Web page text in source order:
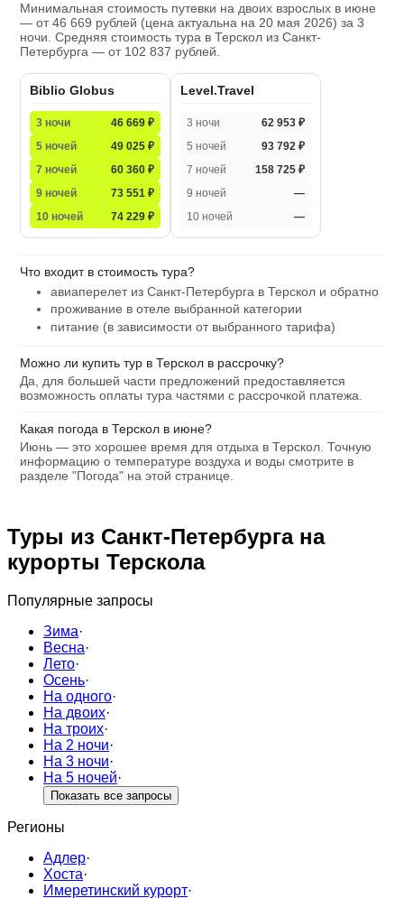
Минимальная стоимость путевки на двоих взрослых в июне
— от 46 669 рублей (цена актуальна на 20 мая 2026) за 3
ночи. Средняя стоимость тура в Терскол из Санкт-
Петербурга — от 102 837 рублей.
Biblio Globus
3 ночи
46 669 ₽
5 ночей
49 025 ₽
7 ночей
60 360 ₽
9 ночей
73 551 ₽
10 ночей
74 229 ₽
Level.Travel
3 ночи
62 953 ₽
5 ночей
93 792 ₽
7 ночей
158 725 ₽
9 ночей
—
10 ночей
—
Что входит в стоимость тура?
авиаперелет из Санкт-Петербурга в Терскол и обратно
проживание в отеле выбранной категории
питание (в зависимости от выбранного тарифа)
Можно ли купить тур в Терскол в рассрочку?
Да, для большей части предложений предоставляется
возможность оплаты тура частями с рассрочкой платежа.
Какая погода в Терскол в июне?
Июнь — это хорошее время для отдыха в Терскол. Точную
информацию о температуре воздуха и воды смотрите в
разделе "Погода" на этой странице.
Туры из Санкт-Петербурга на
курорты Терскола
Популярные запросы
Зима·
Весна·
Лето·
Осень·
На одного·
На двоих·
На троих·
На 2 ночи·
На 3 ночи·
На 5 ночей·
Показать все запросы
Регионы
Адлер·
Хоста·
Имеретинский курорт·